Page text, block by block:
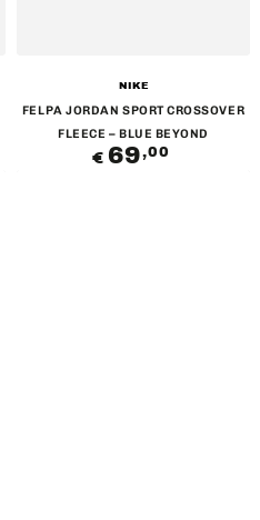
Venditore:
NIKE
FELPA JORDAN SPORT CROSSOVER
FLEECE – BLUE BEYOND
Prezzo
regolare
€ 69,00